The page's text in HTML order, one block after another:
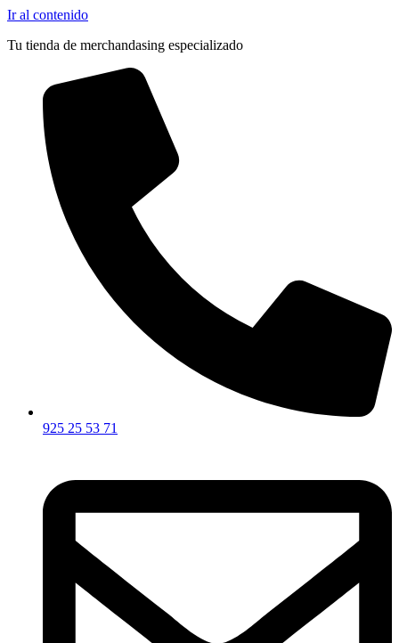
Ir al contenido
Tu tienda de merchandasing especializado
925 25 53 71